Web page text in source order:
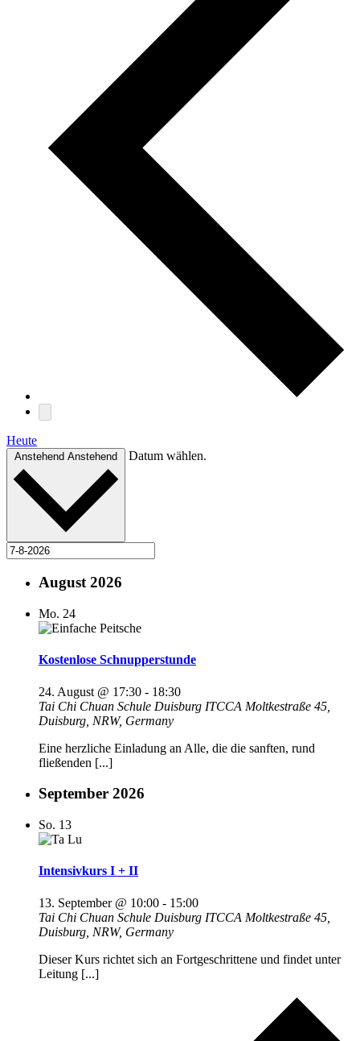
Heute
Anstehend Anstehend Datum wählen.
August 2026
Mo. 24
Kostenlose Schnupperstunde
24. August @ 17:30 - 18:30
Tai Chi Chuan Schule Duisburg ITCCA Moltkestraße 45,
Duisburg, NRW, Germany
Eine herzliche Einladung an Alle, die die sanften, rund
fließenden [...]
September 2026
So. 13
Intensivkurs I + II
13. September @ 10:00 - 15:00
Tai Chi Chuan Schule Duisburg ITCCA Moltkestraße 45,
Duisburg, NRW, Germany
Dieser Kurs richtet sich an Fortgeschrittene und findet unter
Leitung [...]